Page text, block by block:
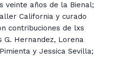
veinte años de la Bienal;
California y curado
contribuciones de lxs
G. Hernandez, Lorena
y Jessica Sevilla;